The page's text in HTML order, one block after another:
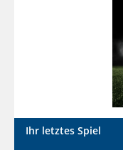
Ihr letztes Spiel